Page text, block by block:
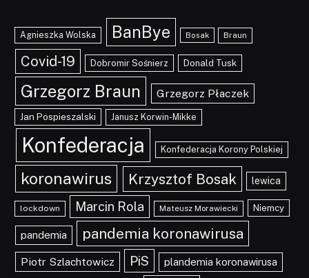
Agnieszka Wolska BanBye Bosak Braun
Covid-19 Dobromir Sośnierz Donald Tusk
Grzegorz Braun Grzegorz Płaczek
Jan Pospieszalski Janusz Korwin-Mikke
Konfederacja Konfederacja Korony Polskiej
koronawirus Krzysztof Bosak lewica
lockdown Marcin Rola Mateusz Morawiecki Niemcy
pandemia pandemia koronawirusa
Piotr Szlachtowicz PiS plandemia koronawirusa